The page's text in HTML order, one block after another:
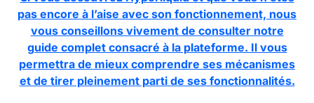
pas encore à l’aise avec son fonctionnement, nous
vous conseillons vivement de consulter notre
guide complet consacré à la plateforme. Il vous
permettra de mieux comprendre ses mécanismes
et de tirer pleinement parti de ses fonctionnalités.